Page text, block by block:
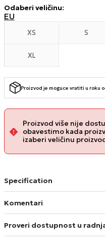
Odaberi veličinu:
EU
XS S
XL
Proizvod je moguce vratiti u roku
Proizvod više nije
obavestimo kada
izaberi veličinu
Specification
Komentari
Proveri dostupnost u